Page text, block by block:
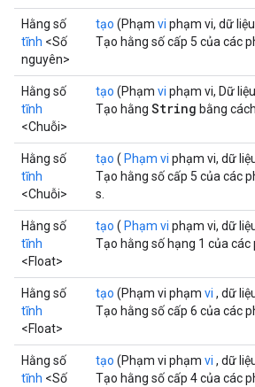
Hằng số
tĩnh <Số
nguyên>
tạo (Phạm vi phạm vi, dữ
Tạo hằng số cấp 5 của các
Hằng số
tĩnh
<Chuỗi>
tạo (Phạm vi phạm vi, Dữ
Tạo hằng String bằng
Hằng số
tĩnh
<Chuỗi>
tạo ( Phạm vi phạm vi, dữ
Tạo hằng số cấp 5 của các
s.
Hằng số
tĩnh
<Float>
tạo ( Phạm vi phạm vi, dữ
Tạo hằng số hạng 1 của các
Hằng số
tĩnh
<Float>
tạo (Phạm vi phạm vi , dữ
Tạo hằng số cấp 6 của các
Hằng số
tĩnh <Số
tạo (Phạm vi phạm vi , dữ
Tạo hằng số cấp 4 của các